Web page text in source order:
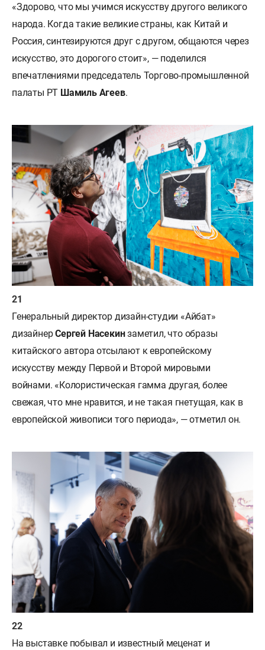
«Здорово, что мы учимся искусству другого великого
народа. Когда такие великие страны, как Китай и
Россия, синтезируются друг с другом, общаются через
искусство, это дорогого стоит», — поделился
впечатлениями председатель Торгово-промышленной
палаты РТ Шамиль Агеев.
Генеральный директор дизайн-студии «Айбат»
дизайнерСергей Насекинзаметил, что образы
китайского автора отсылают к европейскому
искусству между Первой и Второй мировыми
войнами. «Колористическая гамма другая, более
свежая, что мне нравится, и не такая гнетущая, как в
европейской живописи того периода», — отметил он.
На выставке побывал и известный меценат и